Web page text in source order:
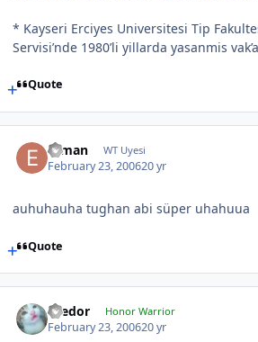
* Kayseri Erciyes Universitesi Tip
Servisi’nde 1980’li yillarda yasanmis
Quote
erman WT Uyesi
February 23, 200620 yr
auhuhauha tughan abi süper uhahuua
Quote
Teedor Honor Warrior
February 23, 200620 yr